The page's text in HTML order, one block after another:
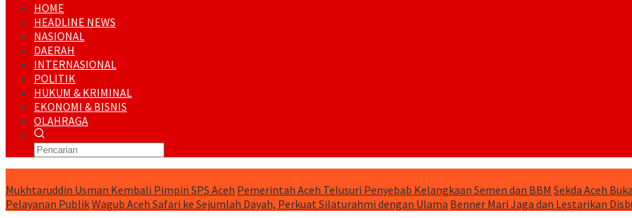
HOME
HEADLINE NEWS
NASIONAL
DAERAH
INTERNASIONAL
POLITIK
HUKUM & KRIMINAL
EKONOMI & BISNIS
OLAHRAGA
Mukhtaruddin Usman Kembali Pimpin SPS Aceh Pemerintah Aceh Telusuri Penyebab Kelangkaan Semen dan BBM Sekda Aceh
Pelayanan PublikWagub Aceh Safari ke Sejumlah Dayah, Perkuat Silaturahmi dengan Ulama Benner Mari Jaga dan Lestarikan